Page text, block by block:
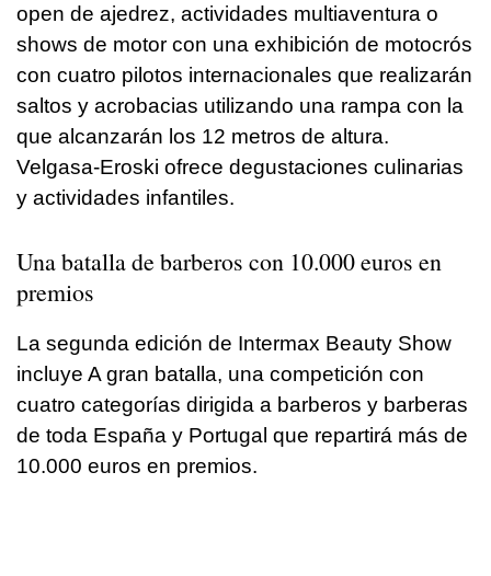
open de ajedrez, actividades multiaventura o
shows de motor con una exhibición de motocrós
con cuatro pilotos internacionales que realizarán
saltos y acrobacias utilizando una rampa con la
que alcanzarán los 12 metros de altura.
Velgasa-Eroski ofrece degustaciones culinarias
y actividades infantiles.
Una batalla de barberos con 10.000 euros en
premios
La segunda edición de Intermax Beauty Show
incluye A gran batalla, una competición con
cuatro categorías dirigida a barberos y barberas
de toda España y Portugal que repartirá más de
10.000 euros en premios.